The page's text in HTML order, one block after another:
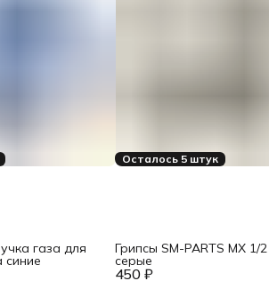
газа для
синие
Осталось 5 штук
450 ₽
Грипсы SM-PARTS MX 1/
серые